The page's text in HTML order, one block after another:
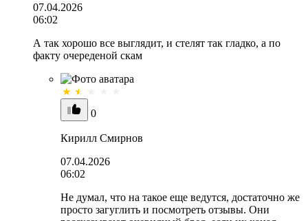
07.04.2026
06:02
А так хорошо все выглядит, и стелят так гладко, а по
факту очереденой скам
0
Кирилл Смирнов
07.04.2026
06:02
Не думал, что на такое еще ведутся, достаточно же
просто загуглить и посмотреть отзывы. Они